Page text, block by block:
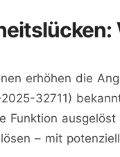
erhöhen die
2025-32711)
Funktion
– mit